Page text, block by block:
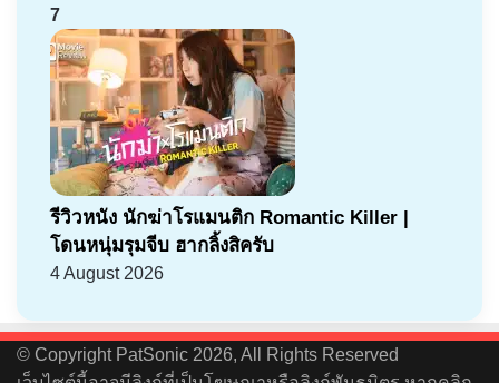
7
รีวิวหนัง นักฆ่าโรแมนติก Romantic Killer |
โดนหนุ่มรุมจีบ ฮากลิ้งสิครับ
4 August 2026
© Copyright PatSonic 2026, All Rights Reserved